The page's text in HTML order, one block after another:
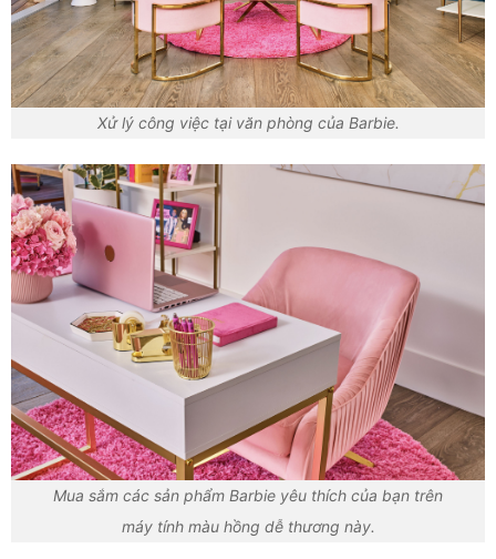
Xử lý công việc tại văn phòng của Barbie.
Mua sắm các sản phẩm Barbie yêu thích của bạn trên
máy tính màu hồng dễ thương này.